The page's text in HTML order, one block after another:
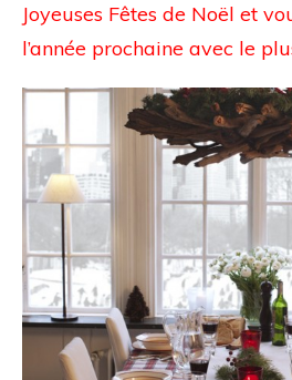
Joyeuses Fêtes de Noël et
l’année prochaine avec le